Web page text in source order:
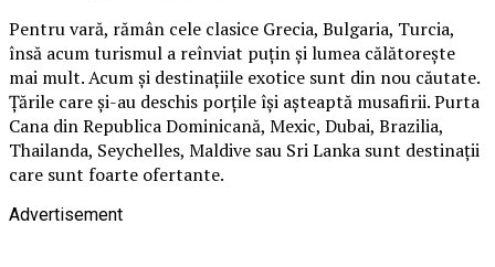
Pentru vară, rămân cele clasice Grecia, Bulgaria, Turcia,
însă acum turismul a reînviat puțin și lumea călătorește
mai mult. Acum și destinațiile exotice sunt din nou căutate.
Țările care și-au deschis porțile își așteaptă musafirii. Purta
Cana din Republica Dominicană, Mexic, Dubai, Brazilia,
Thailanda, Seychelles, Maldive sau Sri Lanka sunt destinații
care sunt foarte ofertante.
Advertisement